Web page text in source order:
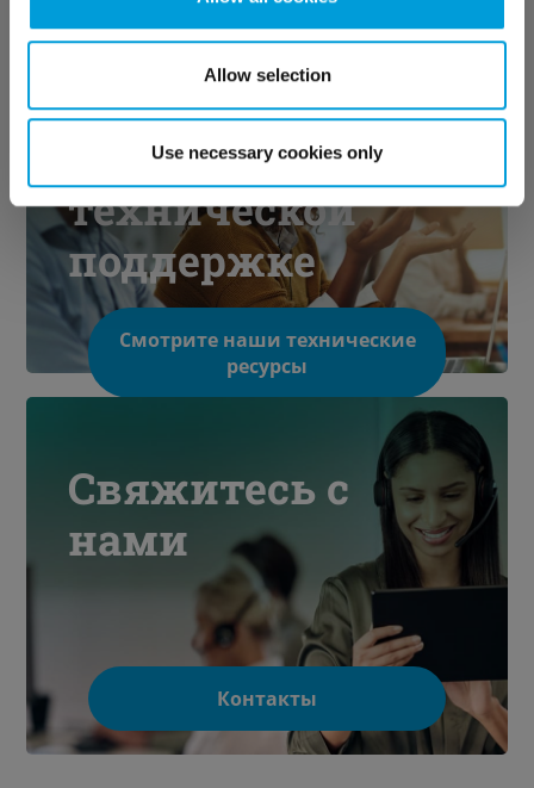
Allow selection
Use necessary cookies only
Узнайте о
нашей
технической
поддержке
Смотрите наши технические
ресурсы
Свяжитесь с
нами
Контакты